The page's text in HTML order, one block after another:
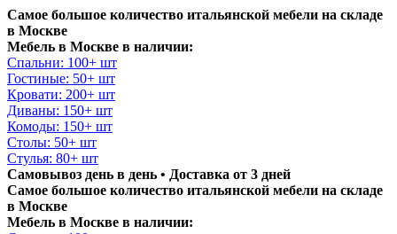
Самое большое количество итальянской мебели на складе
в Москве
Мебель в Москве в наличии:
Спальни: 100+ шт
Гостиные: 50+ шт
Кровати: 200+ шт
Диваны: 150+ шт
Комоды: 150+ шт
Столы: 50+ шт
Стулья: 80+ шт
Самовывоз день в день • Доставка от 3 дней
Самое большое количество итальянской мебели на складе
в Москве
Мебель в Москве в наличии: